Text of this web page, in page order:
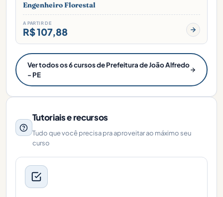
Engenheiro Florestal
A PARTIR DE
R$ 107,88
Ver todos os 6 cursos de Prefeitura de João Alfredo
- PE
Tutoriais e recursos
Tudo que você precisa pra aproveitar ao máximo seu
curso